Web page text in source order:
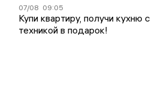
07/08 09:05
Купи квартиру, получи кухню с
техникой в подарок!